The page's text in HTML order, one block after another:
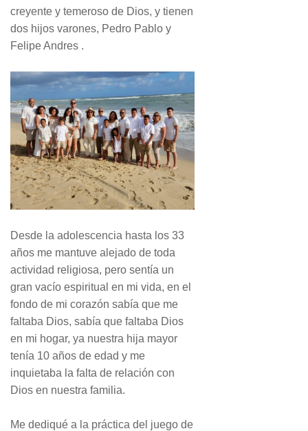
creyente y temeroso de Dios, y tienen
dos hijos varones, Pedro Pablo y
Felipe Andres .
Desde la adolescencia hasta los 33
años me mantuve alejado de toda
actividad religiosa, pero sentía un
gran vacío espiritual en mi vida, en el
fondo de mi corazón sabía que me
faltaba Dios, sabía que faltaba Dios
en mi hogar, ya nuestra hija mayor
tenía 10 años de edad y me
inquietaba la falta de relación con
Dios en nuestra familia.
Me dediqué a la práctica del juego de